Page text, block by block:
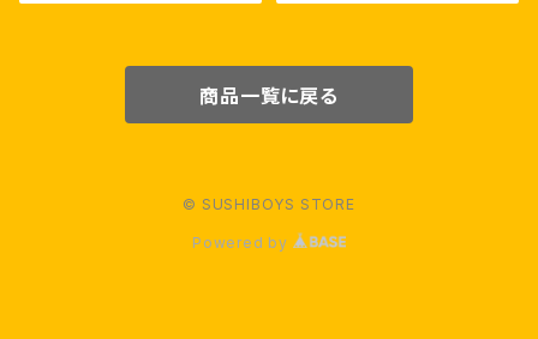
商品一覧に戻る
© SUSHIBOYS STORE
Powered by